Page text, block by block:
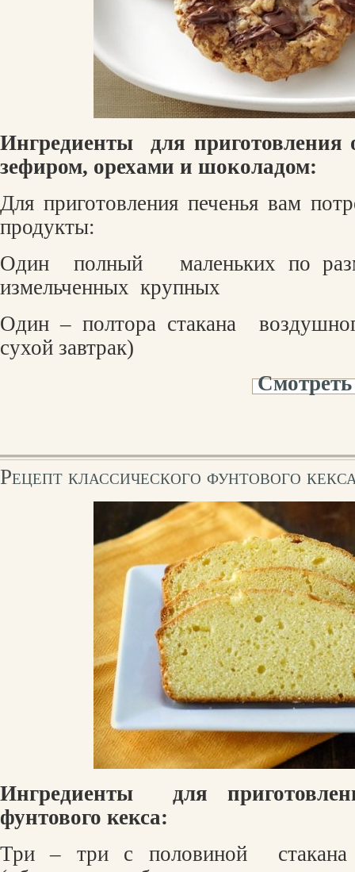
Ингредиенты
для приготовления
зефиром, орехами и шоколадом:
Для приготовления печенья вам
продукты:
Один
полный
маленьких по
измельченных крупных
Один – полтора стакана
сухой завтрак)
Рецепт классического фунтового
Ингредиенты
для
фунтового кекса:
Три – три с половиной
стакана